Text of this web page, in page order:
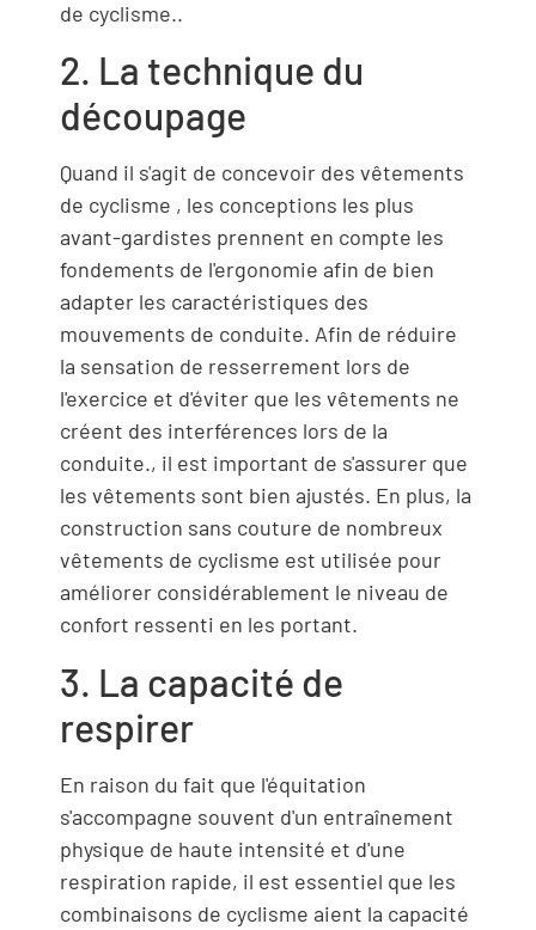
de cyclisme..
2. La technique du
découpage
Quand il s'agit de concevoir des vêtements
de cyclisme , les conceptions les plus
avant-gardistes prennent en compte les
fondements de l'ergonomie afin de bien
adapter les caractéristiques des
mouvements de conduite. Afin de réduire
la sensation de resserrement lors de
l'exercice et d'éviter que les vêtements ne
créent des interférences lors de la
conduite., il est important de s'assurer que
les vêtements sont bien ajustés. En plus, la
construction sans couture de nombreux
vêtements de cyclisme est utilisée pour
améliorer considérablement le niveau de
confort ressenti en les portant.
3. La capacité de
respirer
En raison du fait que l'équitation
s'accompagne souvent d'un entraînement
physique de haute intensité et d'une
respiration rapide, il est essentiel que les
combinaisons de cyclisme aient la capacité